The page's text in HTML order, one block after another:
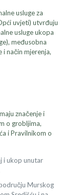
usluge za
uvjeti) utvrđuju
usluge ukopa
međusobna
način mjerenja,
značenje i
o grobljima,
i Pravilnikom o
i ukop unutar
Murskog